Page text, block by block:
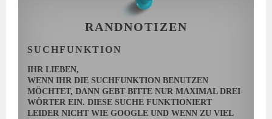
RANDNOTIZEN
SUCHFUNKTION
IHR LIEBEN,
WENN IHR DIE SUCHFUNKTION BENUTZEN
MÖCHTET, DANN GEBT BITTE NUR MAXIMAL DREI
WÖRTER EIN. DIESE SUCHE FUNKTIONIERT
LEIDER NICHT WIE GOOGLE UND WENN ZU VIEL